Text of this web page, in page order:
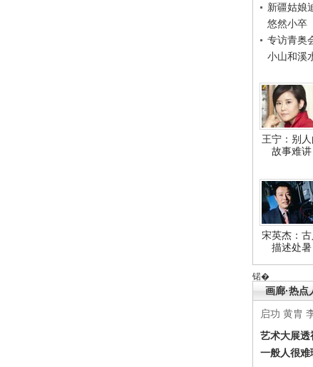
新疆姑娘
悠然小卒
专访青奥
小山和溪
王宁：别人
故事难讲
宋英杰：古
描述处暑
锘�
画廊·热点
启功 黄胄
艺术大展透
一般人很难